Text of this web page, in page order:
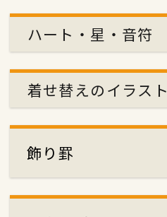
ハート・星・音符
着せ替えのイラスト
飾り罫